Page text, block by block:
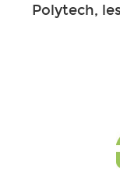
Polytech,